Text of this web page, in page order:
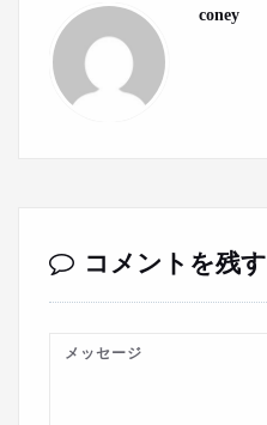
coney
コメントを残す